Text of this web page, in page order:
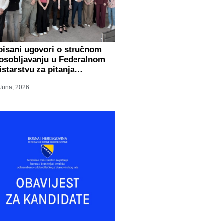
ugovori o stručnom
u Federalnom
za pitanja…
2026